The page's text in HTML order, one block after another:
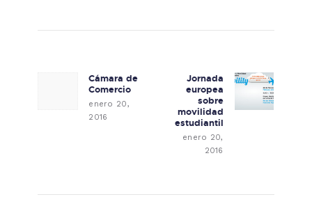
Previous post:
Cámara de
Comercio
enero 20,
2016
Next post:
Jornada
europea
sobre
movilidad
estudiantil
enero 20,
2016